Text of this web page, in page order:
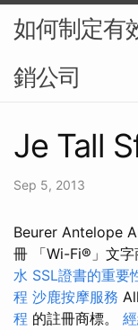
如何制定有
銷公司
Je Tall
Sep 5, 2013
Beurer Antelope
冊 「Wi-Fi®」文字
水 SSL證書的重要
程 沙鹿按摩服務
程 的註冊商標。